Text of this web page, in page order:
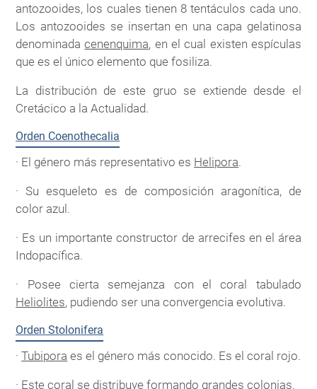
antozooides, los cuales tienen 8 tentáculos cada uno.
Los antozooides se insertan en una capa gelatinosa
denominadacenenquima, en el cual existen espículas
que es el único elemento que fosiliza.
La distribución de este gruo se extiende desde el
Cretácico a la Actualidad.
Orden Coenothecalia
· El género más representativo es Helipora.
· Su esqueleto es de composición aragonítica, de
color azul.
· Es un importante constructor de arrecifes en el área
Indopacífica.
· Posee cierta semejanza con el coral tabulado
Heliolites, pudiendo ser una convergencia evolutiva.
Orden Stolonifera
·Tubipora es el género más conocido. Es el coral rojo.
· Este coral se distribuye formando grandes colonias.